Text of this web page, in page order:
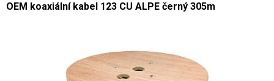
OEM koaxiální kabel 123 CU ALPE černý 305m